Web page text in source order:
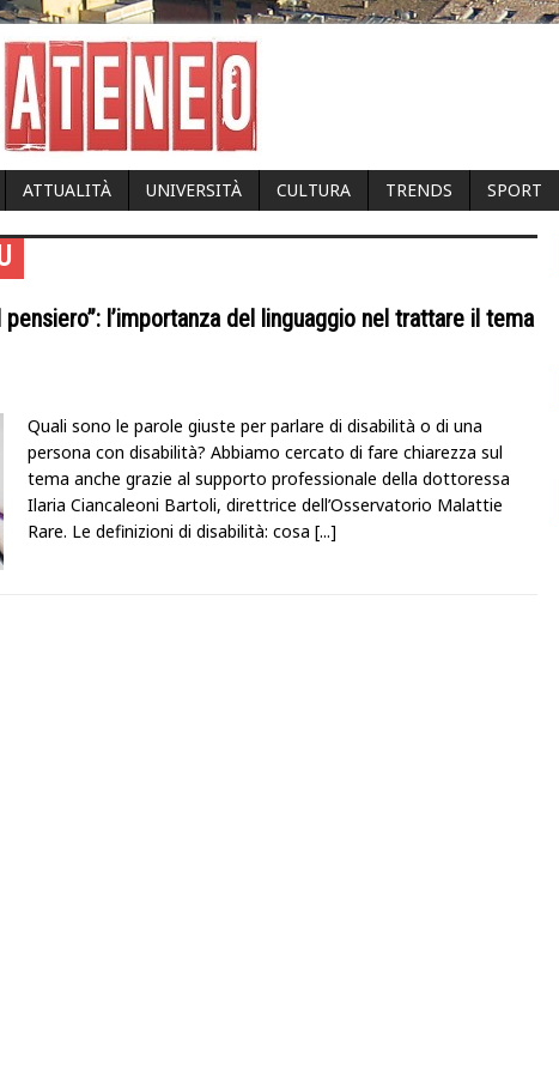
ATTUALITÀ UNIVERSITÀ CULTURA TRENDS SPORT
l’importanza del linguaggio nel trattare il tema
Quali sono le parole giuste per parlare di disabilità o di una
persona con disabilità? Abbiamo cercato di fare chiarezza sul
tema anche grazie al supporto professionale della dottoressa
Ilaria Ciancaleoni Bartoli, direttrice dell’Osservatorio Malattie
Rare. Le definizioni di disabilità: cosa [...]